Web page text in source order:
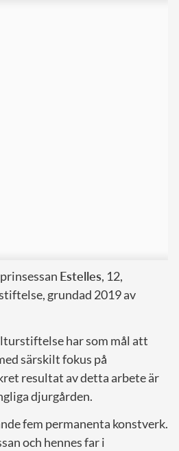
Estelles, 12,
grundad 2019 av
har som mål att
särskilt fokus på
resultat av detta arbete är
djurgården.
fem permanenta konstverk.
och hennes far i